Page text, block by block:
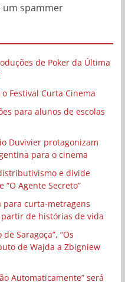
um spammer
de Poker da Última
Festival Curta Cinema
para alunos de escolas
Duvivier protagonizam
para o cinema
e divide
Agente Secreto”
para curta-metragens
de histórias de vida
Saragoça”, “Os
de Wajda a Zbigniew
Automaticamente” será